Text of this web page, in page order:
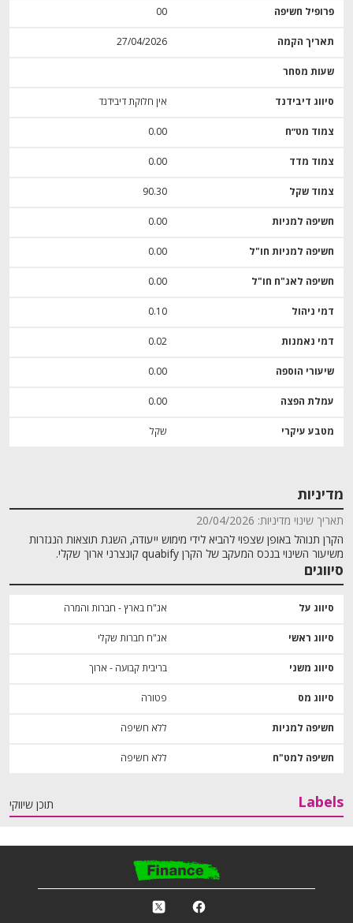
פרופיל חשיפה 00
תאריך הקמה 27/04/2026
שעות מסחר
סיווג דיבידנד אין חלוקת דיבידנד
צמוד מט״ח 0.00
צמוד מדד 0.00
צמוד שקל 90.30
חשיפה למניות 0.00
חשיפה למניות חו"ל 0.00
חשיפה לאג"ח חו"ל 0.00
דמי ניהול 0.10
דמי נאמנות 0.02
שיעורי הוספה 0.00
עמלת הפצה 0.00
מטבע עיקרי שקל
מדיניות
תאריך שינוי מדיניות: 20/04/2026
הקרן תנוהל באופן שצפוי להביא לידי מימוש ייעודה, השגת תוצאות הנגזרות
משיעור השינוי בנכס המעקב של הקרן quabify קונצרני ארוך שקלי.
סיווגים
סיווג על אג"ח בארץ - חברות והמרה
סיווג ראשי אג"ח חברות שקלי
סיווג משני בריבית קבועה - ארוך
סיווג מס פטורה
חשיפה למניות ללא חשיפה
חשיפה למט"ח ללא חשיפה
Labels תוכן שיווקי